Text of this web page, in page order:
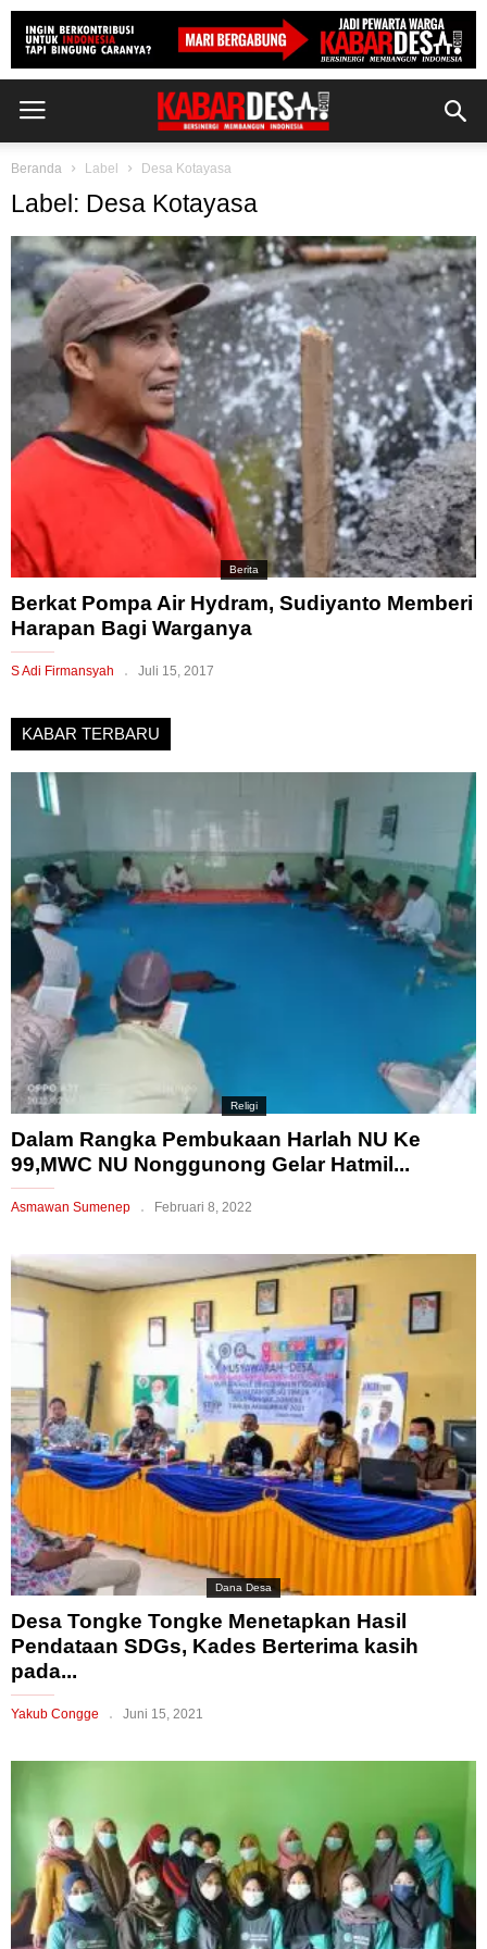
Beranda Label Desa Kotayasa
Label: Desa Kotayasa
Berita
Berkat Pompa Air Hydram, Sudiyanto Memberi
Harapan Bagi Warganya
S Adi Firmansyah Juli 15, 2017
KABAR TERBARU
Religi
Dalam Rangka Pembukaan Harlah NU Ke
99,MWC NU Nonggunong Gelar Hatmil...
Asmawan Sumenep Februari 8, 2022
Dana Desa
Desa Tongke Tongke Menetapkan Hasil
Pendataan SDGs, Kades Berterima kasih
pada...
Yakub Congge Juni 15, 2021